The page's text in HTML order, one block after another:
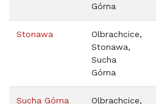
Górna
Stonawa
Olbrachcice,
Stonawa,
Sucha
Górna
Sucha Górna
Olbrachcice,